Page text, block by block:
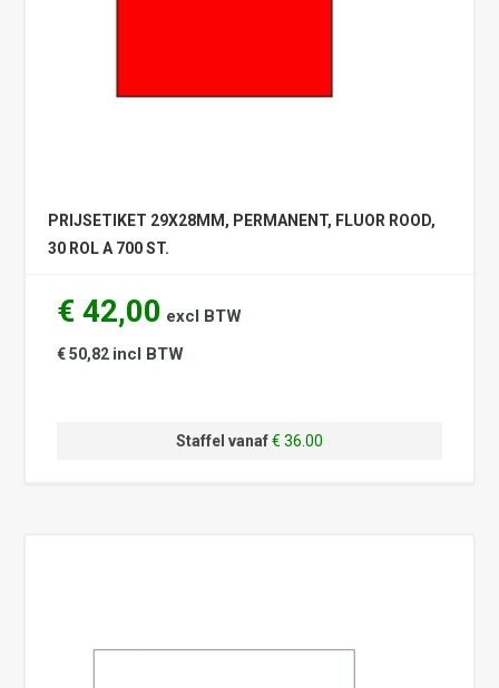
PRIJSETIKET 29X28MM, PERMANENT, FLUOR ROOD,
30 ROL A 700 ST.
€ 42,00 excl BTW
€ 50,82 incl BTW
Staffel vanaf€ 36.00